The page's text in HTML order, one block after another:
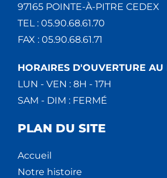
97165 POINTE-À-PITRE CEDEX
TEL : 05.90.68.61.70
FAX : 05.90.68.61.71
HORAIRES D'OUVERTURE AU
LUN - VEN : 8H - 17H
SAM - DIM : FERMÉ
PLAN DU SITE
Accueil
Notre histoire